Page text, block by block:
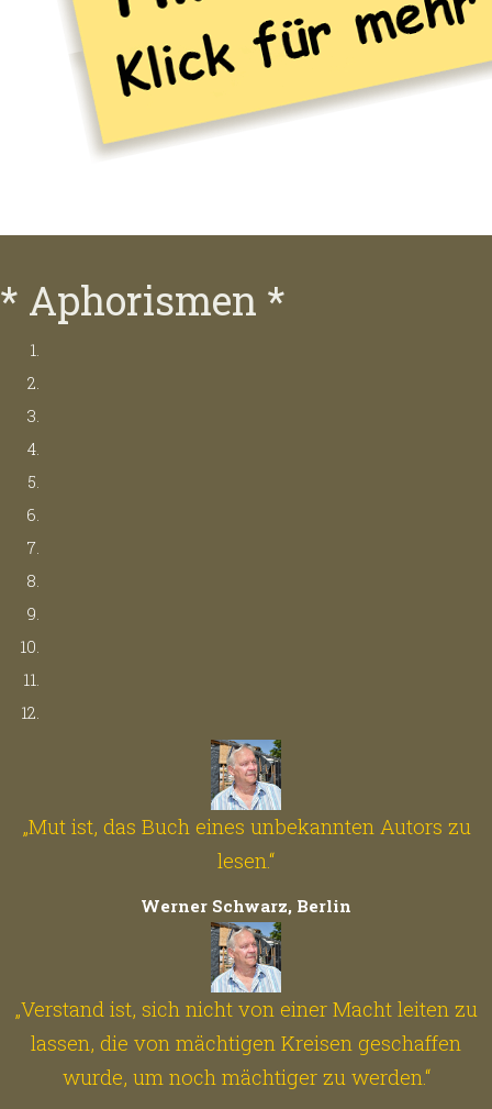
* Aphorismen *
„Mut ist, das Buch eines unbekannten Autors zu
lesen.“
Werner Schwarz, Berlin
„Verstand ist, sich nicht von einer Macht leiten zu
lassen, die von mächtigen Kreisen geschaffen
wurde, um noch mächtiger zu werden.“